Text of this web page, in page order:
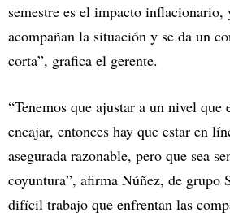
semestre es el impacto inflacionario,
acompañan la situación y se da un
corta”, grafica el gerente.
“Tenemos que ajustar a un nivel que
encajar, entonces hay que estar en
asegurada razonable, pero que sea
coyuntura”, afirma Núñez, de grupo
difícil trabajo que enfrentan las